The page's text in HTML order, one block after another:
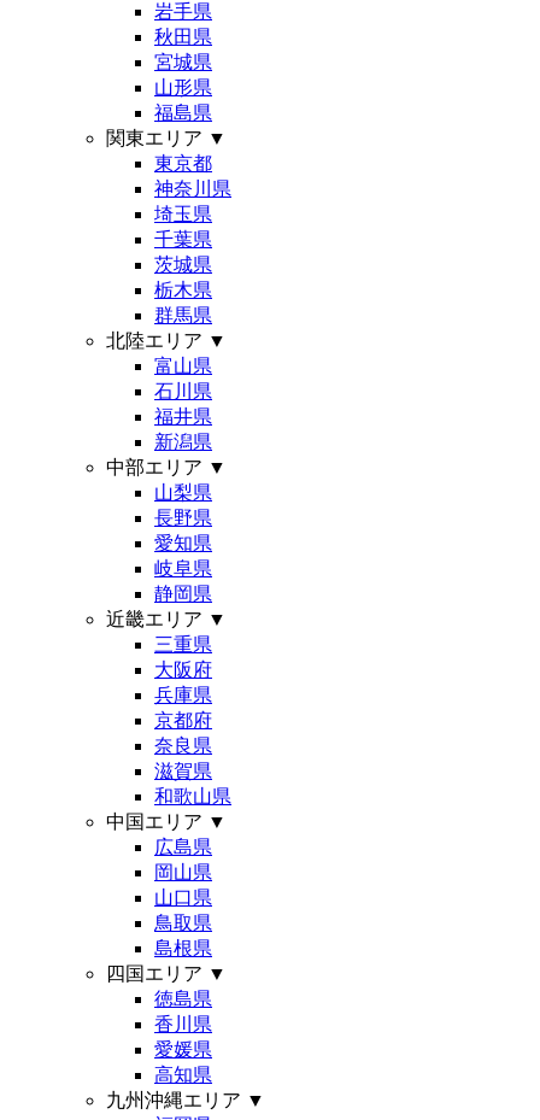
岩手県
秋田県
宮城県
山形県
福島県
関東エリア ▼
東京都
神奈川県
埼玉県
千葉県
茨城県
栃木県
群馬県
北陸エリア ▼
富山県
石川県
福井県
新潟県
中部エリア ▼
山梨県
長野県
愛知県
岐阜県
静岡県
近畿エリア ▼
三重県
大阪府
兵庫県
京都府
奈良県
滋賀県
和歌山県
中国エリア ▼
広島県
岡山県
山口県
鳥取県
島根県
四国エリア ▼
徳島県
香川県
愛媛県
高知県
九州沖縄エリア ▼